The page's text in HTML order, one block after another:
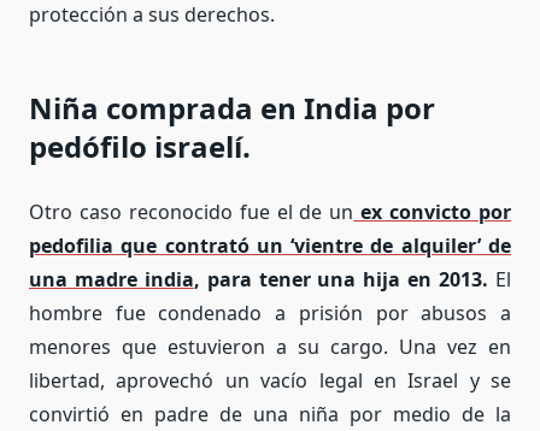
protección a sus derechos.
Niña comprada en India por
pedófilo israelí.
Otro caso reconocido fue el de un ex convicto por
pedofilia que contrató un ‘vientre de alquiler’ de
una madre india, para tener una hija en 2013. El
hombre fue condenado a prisión por abusos a
menores que estuvieron a su cargo. Una vez en
libertad, aprovechó un vacío legal en Israel y se
convirtió en padre de una niña por medio de la